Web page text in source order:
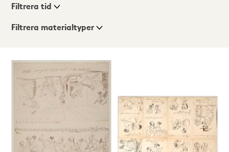
Visningsläge
Lista
Karta
Filtrera tid
Filtrera materialtyper
träffar